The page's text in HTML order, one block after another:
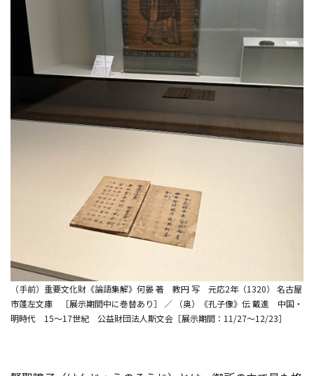
（手前）重要文化財《論語集解》何晏 著 教円 写 元応2年（1320） 名古屋
市蓬左文庫 ［展示期間中に巻替あり］ ／ （奥）《孔子像》伝 戴進 中国・
明時代 15～17世紀 公益財団法人斯文会［展示期間：11/27～12/23］